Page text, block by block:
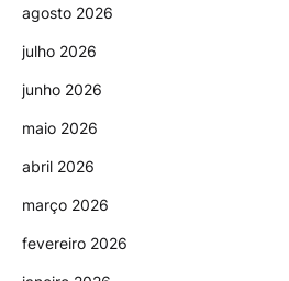
agosto 2026
julho 2026
junho 2026
maio 2026
abril 2026
março 2026
fevereiro 2026